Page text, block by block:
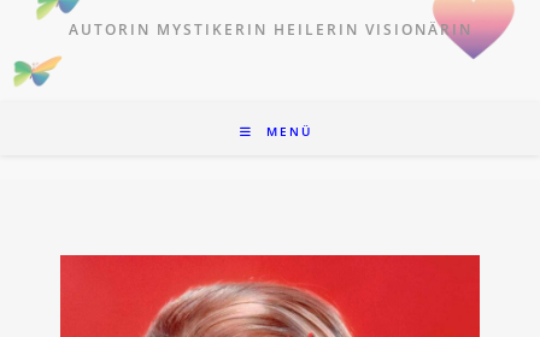
AUTORIN MYSTIKERIN HEILERIN VISIONÄRIN
MENÜ